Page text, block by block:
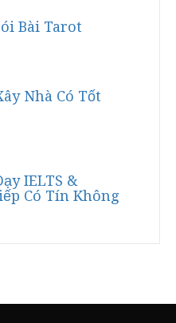
Bài Tarot
Nhà Có Tốt
IELTS &
Có Tín Không